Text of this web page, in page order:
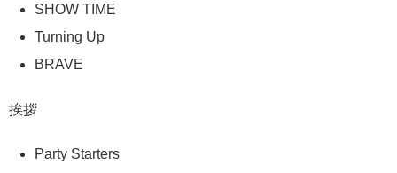
SHOW TIME
Turning Up
BRAVE
挨拶
Party Starters